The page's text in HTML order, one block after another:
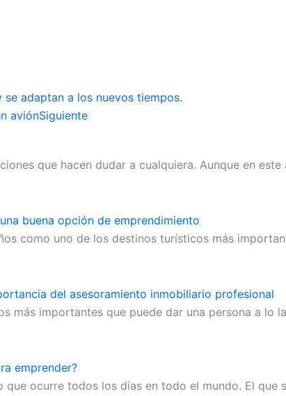
adaptan a los nuevos tiempos.
aviónSiguiente
que hacen dudar a cualquiera. Aunque en
buena opción de emprendimiento
como uno de los destinos turísticos más
del asesoramiento inmobiliario profesional
más importantes que puede dar una persona a lo
emprender?
que ocurre todos los días en todo el mundo. El